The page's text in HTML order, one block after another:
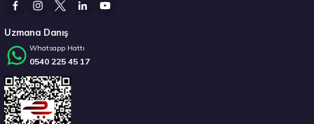
Stokta 12 Adet
Uzmana Danış
Whatsapp Hattı
0540 225 45 17